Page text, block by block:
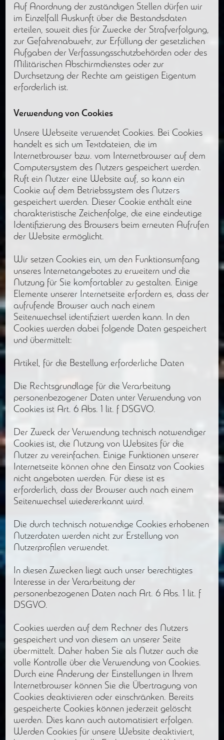
Auf Anordnung der zuständigen Stellen dürfen wir
im Einzelfall Auskunft über die Bestandsdaten
erteilen, soweit dies für Zwecke der Strafverfolgung,
zur Gefahrenabwehr, zur Erfüllung der gesetzlichen
Aufgaben der Verfassungsschutzbehörden oder des
Militärischen Abschirmdienstes oder zur
Durchsetzung der Rechte am geistigen Eigentum
erforderlich ist.
Verwendung von Cookies
Unsere Webseite verwendet Cookies. Bei Cookies
handelt es sich um Textdateien, die im
Internetbrowser bzw. vom Internetbrowser auf dem
Computersystem des Nutzers gespeichert werden.
Ruft ein Nutzer eine Website auf, so kann ein
Cookie auf dem Betriebssystem des Nutzers
gespeichert werden. Dieser Cookie enthält eine
charakteristische Zeichenfolge, die eine eindeutige
Identifizierung des Browsers beim erneuten Aufrufen
der Website ermöglicht.
Wir setzen Cookies ein, um den Funktionsumfang
unseres Internetangebotes zu erweitern und die
Nutzung für Sie komfortabler zu gestalten. Einige
Elemente unserer Internetseite erfordern es, dass der
aufrufende Browser auch nach einem
Seitenwechsel identifiziert werden kann. In den
Cookies werden dabei folgende Daten gespeichert
und übermittelt:
Artikel, für die Bestellung erforderliche Daten
Die Rechtsgrundlage für die Verarbeitung
personenbezogener Daten unter Verwendung von
Cookies ist Art. 6 Abs. 1 lit. f DSGVO.
Der Zweck der Verwendung technisch notwendiger
Cookies ist, die Nutzung von Websites für die
Nutzer zu vereinfachen. Einige Funktionen unserer
Internetseite können ohne den Einsatz von Cookies
nicht angeboten werden. Für diese ist es
erforderlich, dass der Browser auch nach einem
Seitenwechsel wiedererkannt wird.
Die durch technisch notwendige Cookies erhobenen
Nutzerdaten werden nicht zur Erstellung von
Nutzerprofilen verwendet.
In diesen Zwecken liegt auch unser berechtigtes
Interesse in der Verarbeitung der
personenbezogenen Daten nach Art. 6 Abs. 1 lit. f
DSGVO.
Cookies werden auf dem Rechner des Nutzers
gespeichert und von diesem an unserer Seite
übermittelt. Daher haben Sie als Nutzer auch die
volle Kontrolle über die Verwendung von Cookies.
Durch eine Änderung der Einstellungen in Ihrem
Internetbrowser können Sie die Übertragung von
Cookies deaktivieren oder einschränken. Bereits
gespeicherte Cookies können jederzeit gelöscht
werden. Dies kann auch automatisiert erfolgen.
Werden Cookies für unsere Website deaktiviert,